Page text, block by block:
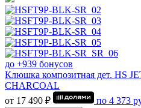
до +939 бонусов
Клюшка композитная дет. HS
CHARCOAL
от 17 490 ₽
по 4 373